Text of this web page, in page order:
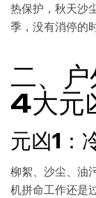
热保护，秋天沙
季，没有消停的
二、
4大元
元凶1：
柳絮、沙尘、油
机拼命工作还是